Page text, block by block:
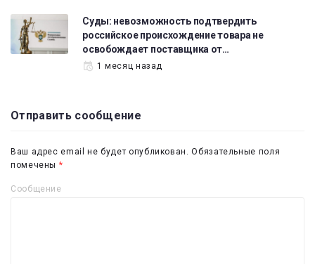
Суды: невозможность подтвердить
российское происхождение товара не
освобождает поставщика от…
1 месяц назад
Отправить сообщение
Ваш адрес email не будет опубликован.
Обязательные поля
помечены *
Сообщение